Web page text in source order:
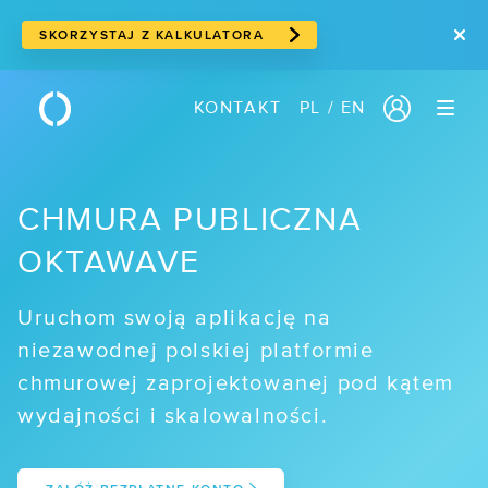
SKORZYSTAJ Z KALKULATORA
KONTAKT PL / EN
/ Cloud storage
/ Suwerenna chmura
/ Usługi sieciowe
/ Traffic Manager
CHMURA PUBLICZNA
OKTAWAVE
Uruchom swoją aplikację na
niezawodnej polskiej platformie
chmurowej zaprojektowanej pod kątem
wydajności i skalowalności.